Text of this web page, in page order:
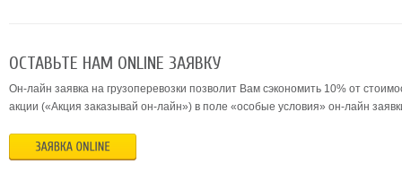
ОСТАВЬТЕ НАМ ONLINE ЗАЯВКУ
Он-лайн заявка на грузоперевозки позволит Вам сэкономить 10% от
акции («Акция заказывай он-лайн») в поле «особые условия» он-лайн